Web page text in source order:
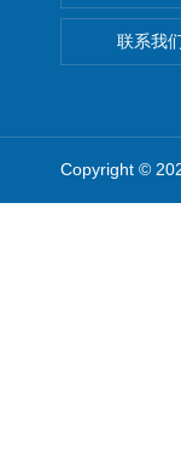
联系我
Copyright ©